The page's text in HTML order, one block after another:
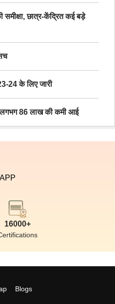
छात्र-केंद्रित कई बड़े
24 के लिए जारी
86 लाख की कमी आई
16000+
Blogs